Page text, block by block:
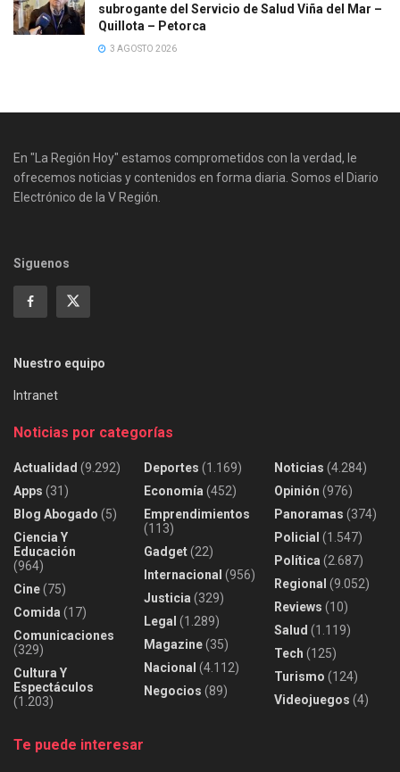
subrogante del Servicio de Salud Viña del Mar –
Quillota – Petorca
3 AGOSTO 2026
En "La Región Hoy" estamos comprometidos con la verdad, le
ofrecemos noticias y contenidos en forma diaria. Somos el Diario
Electrónico de la V Región.
Siguenos
Nuestro equipo
Intranet
Noticias por categorías
Actualidad (9.292)
Apps (31)
Blog Abogado (5)
Ciencia Y
Educación
(964)
Cine(75)
Comida (17)
Comunicaciones
(329)
Cultura Y
Espectáculos
(1.203)
Deportes (1.169)
Economía (452)
Emprendimientos
(113)
Gadget(22)
Internacional (956)
Justicia (329)
Legal (1.289)
Magazine(35)
Nacional (4.112)
Negocios (89)
Noticias (4.284)
Opinión (976)
Panoramas (374)
Policial (1.547)
Política (2.687)
Regional (9.052)
Reviews (10)
Salud (1.119)
Tech (125)
Turismo (124)
Videojuegos (4)
Te puede interesar